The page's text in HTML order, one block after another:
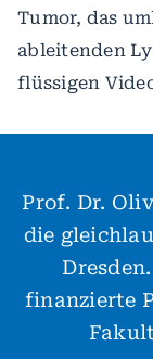
Tumor, das
ableitenden
flüssigen
Prof. Dr.
die
finanzierte